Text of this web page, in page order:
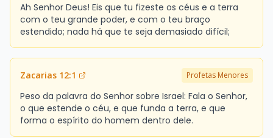
Ah Senhor Deus! Eis que tu fizeste os céus e a terra
com o teu grande poder, e com o teu braço
estendido; nada há que te seja demasiado difícil;
Zacarias 12:1 Profetas Menores
Peso da palavra do Senhor sobre Israel: Fala o Senhor,
o que estende o céu, e que funda a terra, e que
forma o espírito do homem dentro dele.